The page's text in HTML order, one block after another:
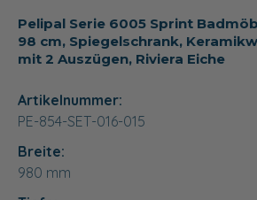
Pelipal Serie 6005 Sprint
98 cm, Spiegelschrank,
mit 2 Auszügen, Riviera Eiche
Artikelnummer:
PE-854-SET-016-015
Breite:
980 mm